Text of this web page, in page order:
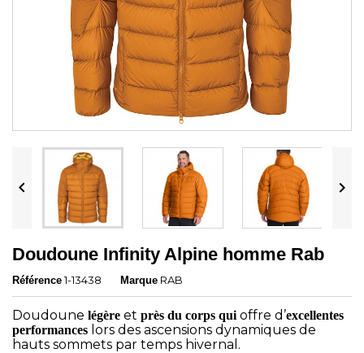
 
Doudoune Infinity Alpine homme Rab
Référence 1-13438 Marque RAB
Doudoune légère et près du corps qui offre d’excellentes
performances lors des ascensions dynamiques de
hauts sommets par temps hivernal.